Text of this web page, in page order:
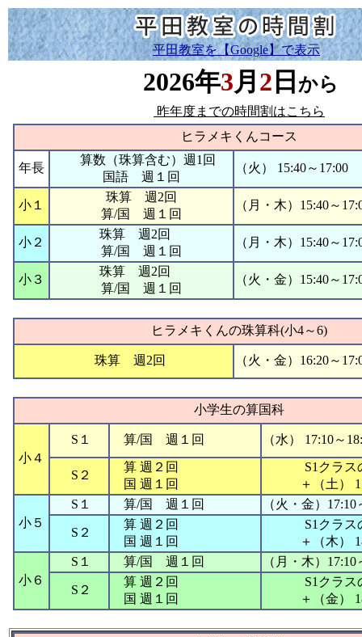
平田教室を【Google】で表示
2026年3月 2 日 から
昨年度までの時間割はこちら
ヒラメキくんコース
年長
算数（珠算含む）週1回
国語 週１回
（火） 15:40～17:00
小１
珠算 週2回
算/国 週１回
（月・木）15:40～
小２
珠算 週2回
算/国 週１回
（月・木）15:40～
小３
珠算 週2回
算/国 週１回
（火・金）15:40～
ヒラメキくんの珠算科(小4～6)
珠算 週2回 （火・金）16:20～
小学生の算国科
小４
S１ 算/国 週１回 （水） 17:10～
S２
算 週２回
国 週１回
S1クラス
＋（土）
小５
S１ 算/国 週１回 （火・金）17:10
S２
算 週２回
国 週１回
S1クラス
＋（木）
小６
S１ 算/国 週１回 （月・木）17:10
S２
算 週２回
国 週１回
S1クラス
＋（金）